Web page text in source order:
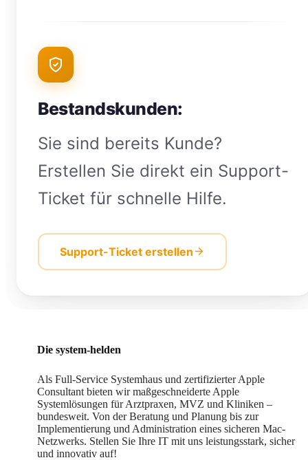
Bestandskunden:
Sie sind bereits Kunde?
Erstellen Sie direkt ein Support-
Ticket für schnelle Hilfe.
Support-Ticket erstellen
Die system-helden
Als Full-Service Systemhaus und zertifizierter Apple
Consultant bieten wir maßgeschneiderte Apple
Systemlösungen für Arztpraxen, MVZ und Kliniken –
bundesweit. Von der Beratung und Planung bis zur
Implementierung und Administration eines sicheren Mac-
Netzwerks. Stellen Sie Ihre IT mit uns leistungsstark, sicher
und innovativ auf!